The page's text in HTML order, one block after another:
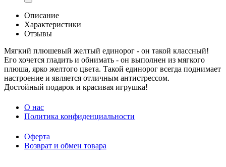
Описание
Характеристики
Отзывы
Мягкий плюшевый желтый единорог - он такой классный!
Его хочется гладить и обнимать - он выполнен из мягкого
плюша, ярко желтого цвета. Такой единорог всегда поднимает
настроение и является отличным антистрессом.
Достойный подарок и красивая игрушка!
O нас
Политика конфиденциальности
Оферта
Возврат и обмен товара